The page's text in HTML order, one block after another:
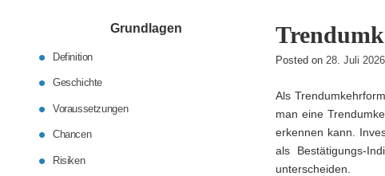
Posted on 28. Juli
Als
man eine
erkennen kann.
als Bestätigungs-
unterscheiden.
Grundlagen
Definition
Geschichte
Voraussetzungen
Chancen
Risiken